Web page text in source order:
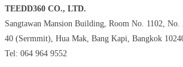
TEEDD360 CO., LTD.
Sangtawan Mansion Building, Room No. 1102, No.
40 (Sermmit), Hua Mak, Bang Kapi, Bangkok
Tel: 064 964 9552